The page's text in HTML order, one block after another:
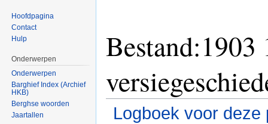
Logboek voor deze
Hoofdpagina
Contact
Hulp
Onderwerpen
Onderwerpen
Barghief Index (Archief
HKB)
Berghse woorden
Jaartallen